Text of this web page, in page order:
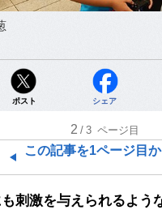
ポスト シェア
2 /3 ページ目
この記事を1ページ目
刺激を与えられるよう